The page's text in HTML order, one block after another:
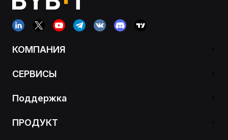
КОМПАНИЯ
СЕРВИСЫ
Поддержка
ПРОДУКТ